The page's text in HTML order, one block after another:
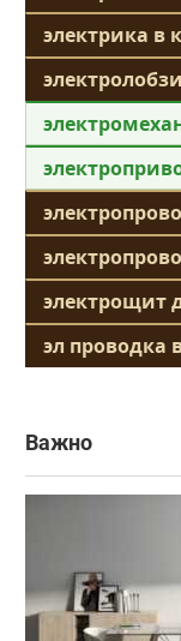
электрика в
электрощит
эл проводка
Важно